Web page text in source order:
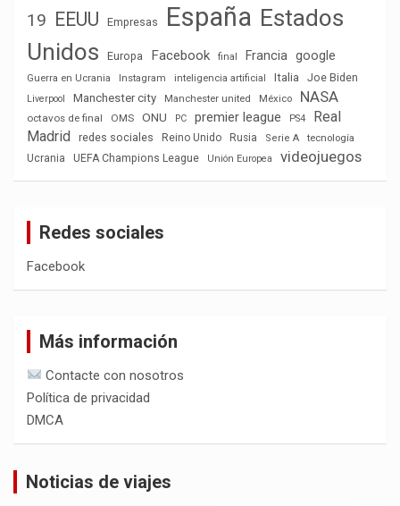
19 EEUU Empresas España Estados
Unidos
Europa Facebook final Francia google
Guerra en Ucrania Instagram inteligencia artificial Italia Joe Biden
Liverpool Manchester city Manchester united México NASA
octavos de final OMS ONU PC premier league PS4
Real
Madrid
redes sociales Reino Unido Rusia Serie A
tecnología
Ucrania
UEFA Champions League Unión Europea videojuegos
Redes sociales
Facebook
Más información
Contacte con nosotros
Política de privacidad
DMCA
Noticias de viajes